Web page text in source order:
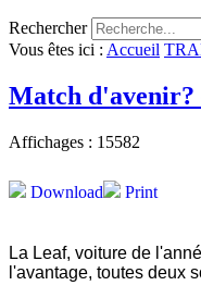
Rechercher
Vous êtes ici : Accueil
Match d'avenir?
Affichages : 15582
Print
Download
La Leaf, voiture de
l'avantage, toutes deux